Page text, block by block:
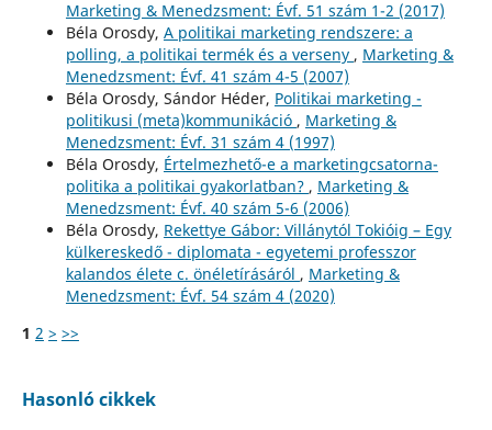
Marketing & Menedzsment: Évf. 51 szám 1-2 (2017)
Béla Orosdy, A politikai marketing rendszere: a
polling, a politikai termék és a verseny , Marketing &
Menedzsment: Évf. 41 szám 4-5 (2007)
Béla Orosdy, Sándor Héder, Politikai marketing -
politikusi (meta)kommunikáció , Marketing &
Menedzsment: Évf. 31 szám 4 (1997)
Béla Orosdy, Értelmezhető-e a marketingcsatorna-
politika a politikai gyakorlatban? , Marketing &
Menedzsment: Évf. 40 szám 5-6 (2006)
Béla Orosdy, Rekettye Gábor: Villánytól Tokióig – Egy
külkereskedő - diplomata - egyetemi professzor
kalandos élete c. önéletírásáról , Marketing &
Menedzsment: Évf. 54 szám 4 (2020)
1 2 > >>
Hasonló cikkek